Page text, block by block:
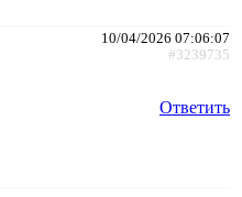
10/04/2026 07:06:07
#3239735
Ответить